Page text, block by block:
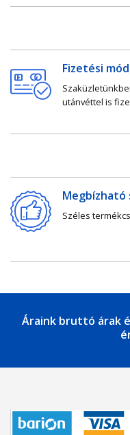
Fizetési
Megbízható
Széles
Áraink bruttó árak